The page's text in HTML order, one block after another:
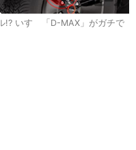
!? いすゞ「D-MAX」がガチで